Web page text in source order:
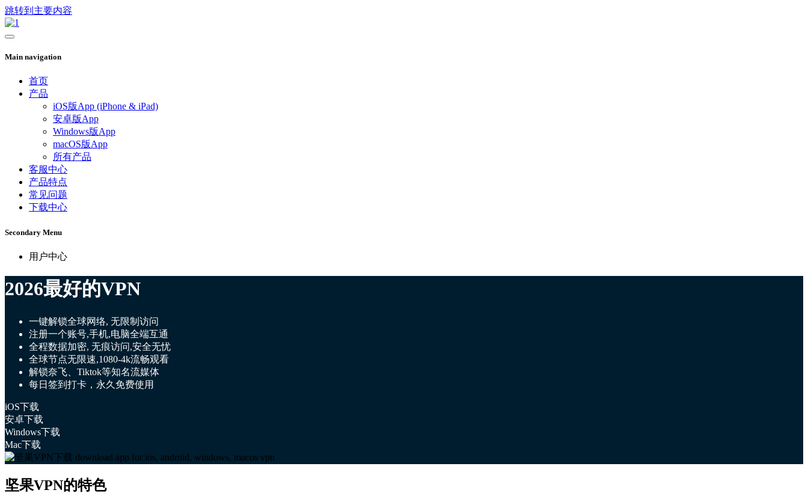
跳转到主要内容
Main navigation
首页
产品
iOS版App (iPhone & iPad)
安卓版App
Windows版App
macOS版App
所有产品
客服中心
产品特点
常见问题
下载中心
Secondary Menu
用户中心
2026最好的VPN
一键解锁全球网络, 无限制访问
注册一个账号,手机,电脑全端互通
全程数据加密, 无痕访问,安全无忧
全球节点无限速,1080-4k流畅观看
解锁奈飞、Tiktok等知名流媒体
每日签到打卡，永久免费使用
iOS下载
安卓下载
Windows下载
Mac下载
坚果VPN的特色